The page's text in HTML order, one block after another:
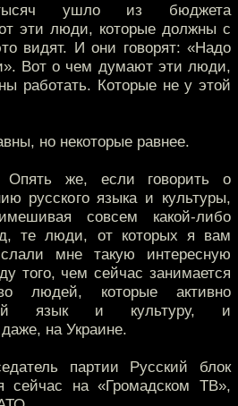
ушло из бюджета
эти люди, которые должны с
видят. И они говорят: «Надо
Вот о чем думают эти люди,
работать. Которые не у этой
но некоторые равнее.
Опять же, если говорить о
русского языка и культуры,
совсем какой-либо
те люди, от которых я вам
мне такую интересную
того, чем сейчас занимается
людей, которые активно
язык и культуру, и
на Украине.
партии Русский блок
сейчас на «Громадском ТВ»,